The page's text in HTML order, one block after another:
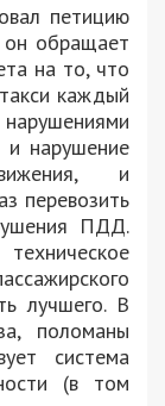
петицию
он обращает
на то, что
каждый
и нарушение
и
перевозить
ПДД.
лучшего. В
поломаны
система
(в том